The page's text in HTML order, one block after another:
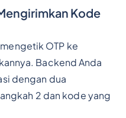
Kode
OTP ke
Backend Anda
dengan dua
2 dan kode yang